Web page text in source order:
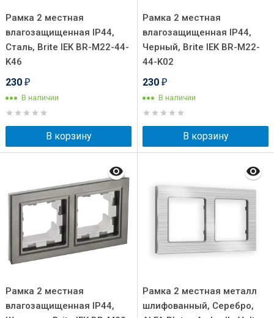
Рамка 2 местная
влагозащищенная IP44,
Сталь, Brite IEK BR-M22-44-
K46
230 ₽
В наличии
В корзину
Рамка 2 местная
влагозащищенная IP44,
Черный, Brite IEK BR-M22-
44-K02
230 ₽
В наличии
В корзину
Рамка 2 местная
влагозащищенная IP44,
Рамка 2 местная металл
шлифованный, Серебро,